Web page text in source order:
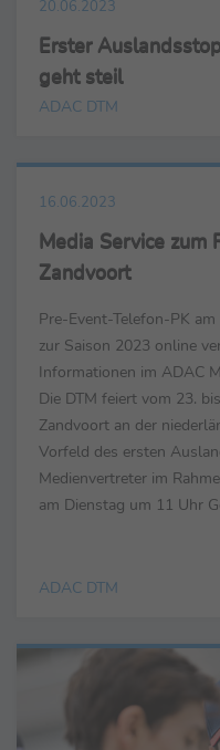
20.06.2023
Erster
geht steil
ADAC DTM
16.06.2023
Media Service zum
Zandvoort
Pre-Event-Telefon-PK
zur Saison 2023 online
Informationen im ADAC
Die DTM feiert vom 23.
Zandvoort an der
Vorfeld des ersten
Medienvertreter im
am Dienstag um 11 Uhr
ADAC DTM